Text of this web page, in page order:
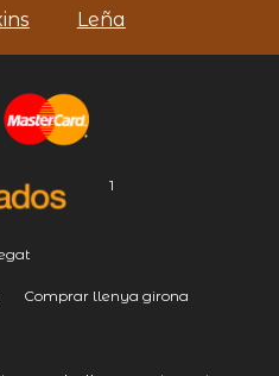
Leña
1
Comprar llenya girona